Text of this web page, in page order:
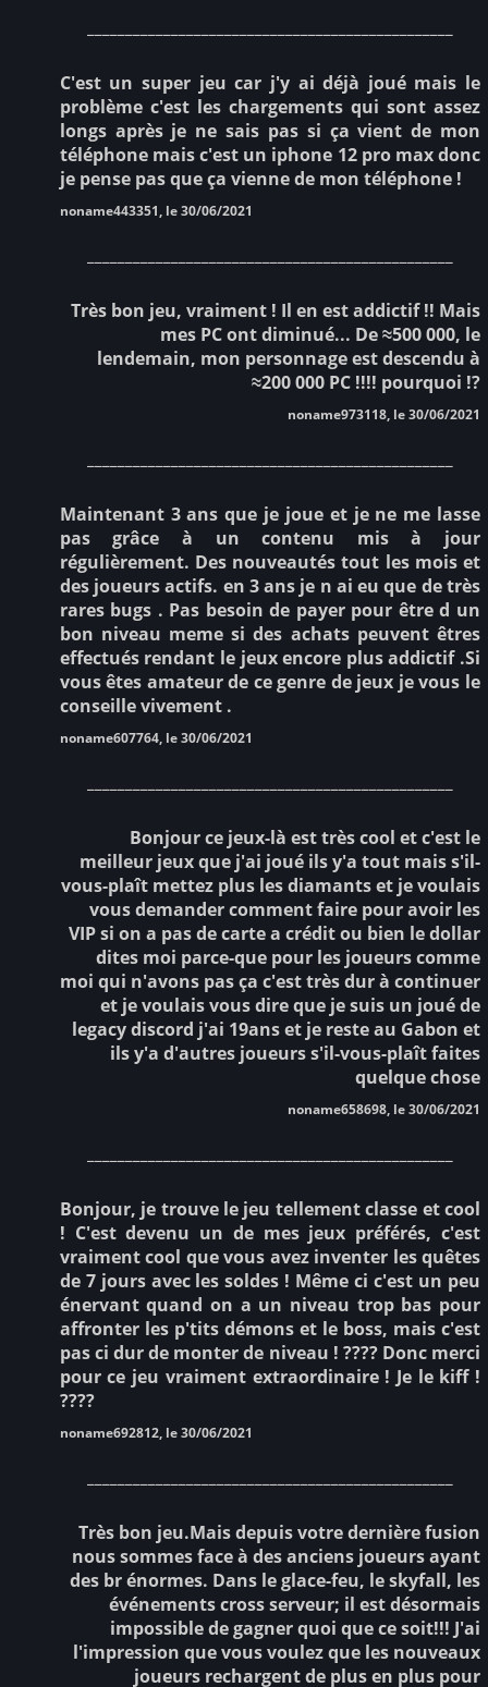
C'est un super jeu car j'y ai déjà joué mais le
problème c'est les chargements qui sont assez
longs après je ne sais pas si ça vient de mon
téléphone mais c'est un iphone 12 pro max donc
je pense pas que ça vienne de mon téléphone !
noname443351, le 30/06/2021
Très bon jeu, vraiment ! Il en est addictif !! Mais
mes PC ont diminué... De ≈500 000, le
lendemain, mon personnage est descendu à
≈200 000 PC !!!! pourquoi !?
noname973118, le 30/06/2021
Maintenant 3 ans que je joue et je ne me lasse
pas grâce à un contenu mis à jour
régulièrement. Des nouveautés tout les mois et
des joueurs actifs. en 3 ans je n ai eu que de très
rares bugs . Pas besoin de payer pour être d un
bon niveau meme si des achats peuvent êtres
effectués rendant le jeux encore plus addictif .Si
vous êtes amateur de ce genre de jeux je vous le
conseille vivement .
noname607764, le 30/06/2021
Bonjour ce jeux-là est très cool et c'est le
meilleur jeux que j'ai joué ils y'a tout mais s'il-
vous-plaît mettez plus les diamants et je voulais
vous demander comment faire pour avoir les
VIP si on a pas de carte a crédit ou bien le dollar
dites moi parce-que pour les joueurs comme
moi qui n'avons pas ça c'est très dur à continuer
et je voulais vous dire que je suis un joué de
legacy discord j'ai 19ans et je reste au Gabon et
ils y'a d'autres joueurs s'il-vous-plaît faites
quelque chose
noname658698, le 30/06/2021
Bonjour, je trouve le jeu tellement classe et cool
! C'est devenu un de mes jeux préférés, c'est
vraiment cool que vous avez inventer les quêtes
de 7 jours avec les soldes ! Même ci c'est un peu
énervant quand on a un niveau trop bas pour
affronter les p'tits démons et le boss, mais c'est
pas ci dur de monter de niveau ! ???? Donc merci
pour ce jeu vraiment extraordinaire ! Je le kiff !
????
noname692812, le 30/06/2021
Très bon jeu.Mais depuis votre dernière fusion
nous sommes face à des anciens joueurs ayant
des br énormes. Dans le glace-feu, le skyfall, les
événements cross serveur; il est désormais
impossible de gagner quoi que ce soit!!! J'ai
l'impression que vous voulez que les nouveaux
joueurs rechargent de plus en plus pour